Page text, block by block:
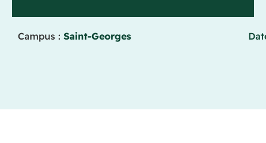
Campus : Saint-Georges